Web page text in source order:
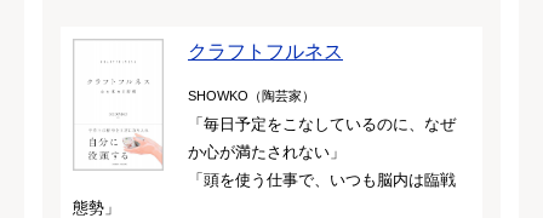
クラフトフルネス
SHOWKO（陶芸家）
「毎日予定をこなしているのに、なぜ
か心が満たされない」
「頭を使う仕事で、いつも脳内は臨戦
態勢」